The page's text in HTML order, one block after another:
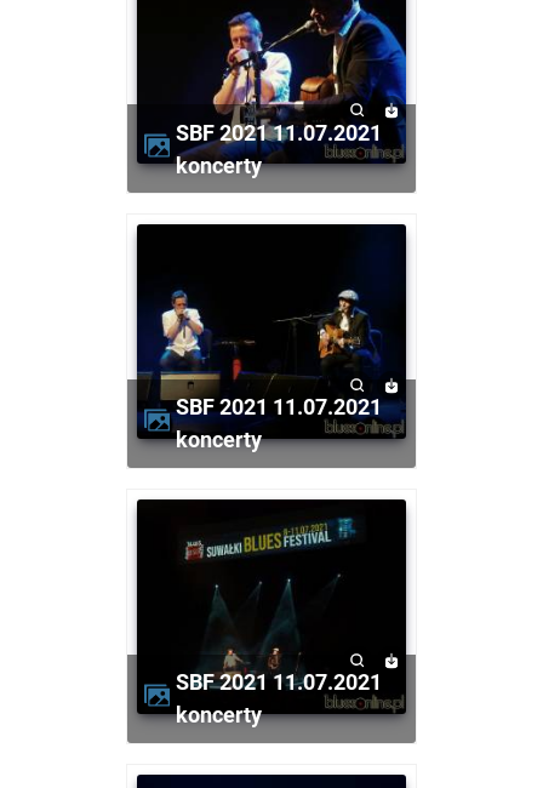
SBF 2021 11.07.2021
koncerty
SBF 2021 11.07.2021
koncerty
SBF 2021 11.07.2021
koncerty